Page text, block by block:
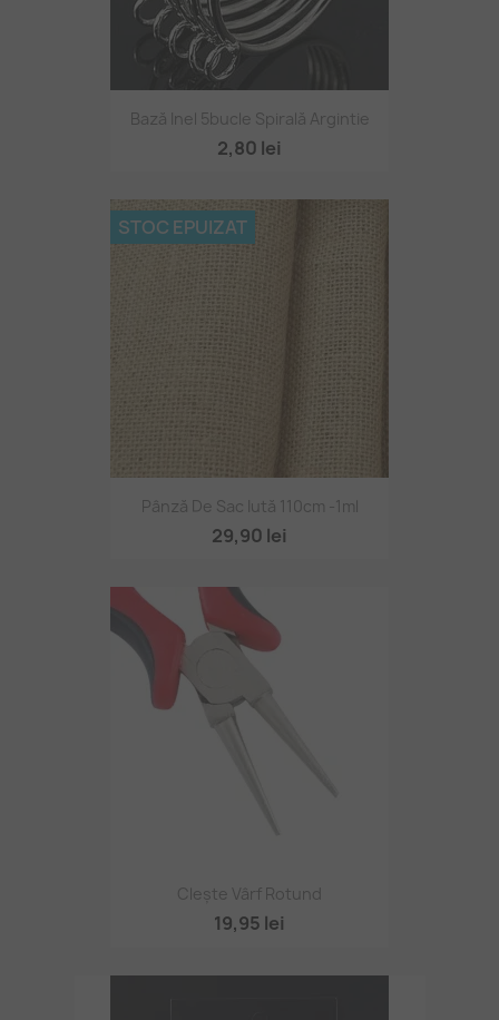
Bază Inel 5bucle Spirală Argintie
2,80 lei
Pânză De Sac Iută 110cm -1ml
29,90 lei
STOC EPUIZAT
Clește Vârf Rotund
19,95 lei